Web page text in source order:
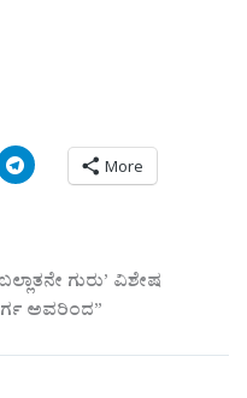
More
ಗುರು’ ವಿಶೇಷ
ಅವರಿಂದ”